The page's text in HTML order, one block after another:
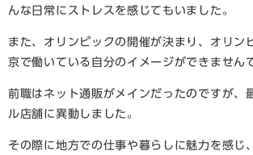
んな日常にストレスを感じてもいました。
また、オリンピックの開催が決まり、オリン
京で働いている自分のイメージができません
前職はネット通販がメインだったのですが、
ル店舗に異動しました。
その際に地方での仕事や暮らしに魅力を感じ